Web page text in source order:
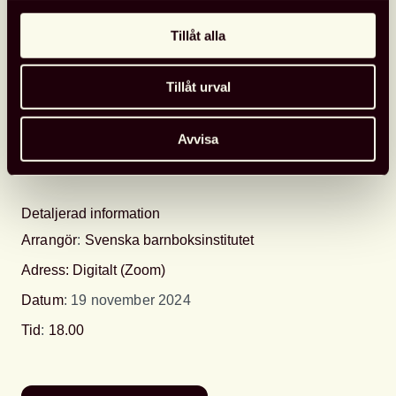
Tillåt alla
Tillåt urval
Avvisa
Programmet är gratis. Föreläsningen arrangeras den
19 november klockan 18.00 via Zoom.
Extern arrangör
Detaljerad information
Arrangör: Svenska barnboksinstitutet
Adress: Digitalt (Zoom)
Datum: 19 november 2024
Tid: 18.00